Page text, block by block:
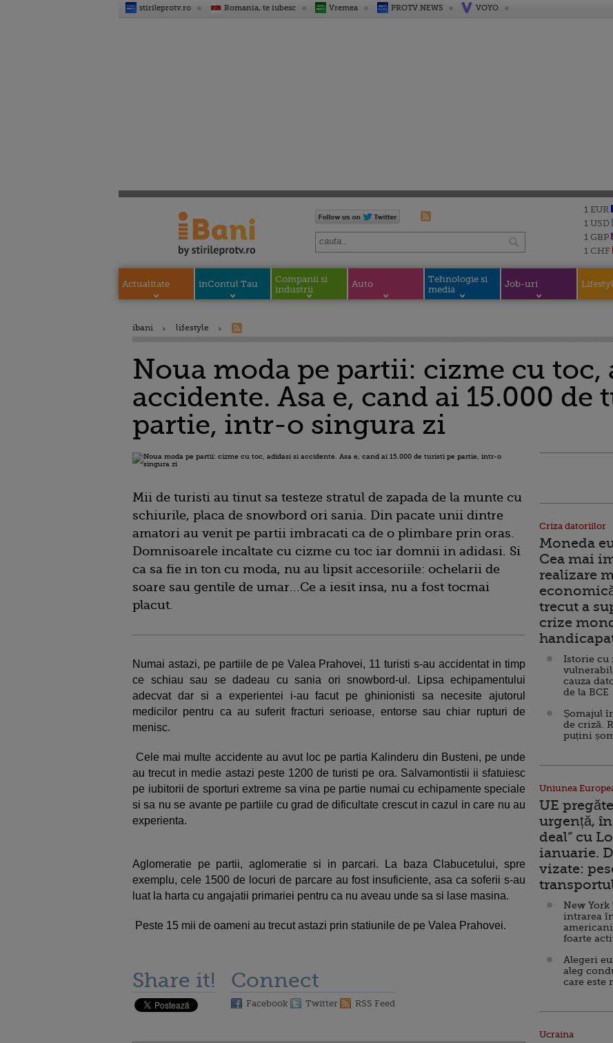
stirileprotv.ro Romania, te iubesc Vremea PROTV NEWS VOYO
1 EUR
1 USD
1 GBP
1 CHF
Actualitate inContul Tau
Companii si
industrii
Auto
Tehnologie si
media
Job-uri
ibani lifestyle
Noua moda pe partii: cizme cu toc,
accidente. Asa e, cand ai 15.000 de
partie, intr-o singura zi
Mii de turisti au tinut sa testeze stratul de zapada de la munte cu
schiurile, placa de snowbord ori sania. Din pacate unii dintre
amatori au venit pe partii imbracati ca de o plimbare prin oras.
Domnisoarele incaltate cu cizme cu toc iar domnii in adidasi. Si
ca sa fie in ton cu moda, nu au lipsit accesoriile: ochelarii de
soare sau gentile de umar...Ce a iesit insa, nu a fost tocmai
placut.
Numai astazi, pe partiile de pe Valea Prahovei, 11 turisti s-au accidentat in timp
ce schiau sau se dadeau cu sania ori snowbord-ul. Lipsa echipamentului
adecvat dar si a experientei i-au facut pe ghinionisti sa necesite ajutorul
medicilor pentru ca au suferit fracturi serioase, entorse sau chiar rupturi de
menisc.
Cele mai multe accidente au avut loc pe partia Kalinderu din Busteni, pe unde
au trecut in medie astazi peste 1200 de turisti pe ora. Salvamontistii ii sfatuiesc
pe iubitorii de sporturi extreme sa vina pe partie numai cu echipamente speciale
si sa nu se avante pe partiile cu grad de dificultate crescut in cazul in care nu au
experienta.
Aglomeratie pe partii, aglomeratie si in parcari. La baza Clabucetului, spre
exemplu, cele 1500 de locuri de parcare au fost insuficiente, asa ca soferii s-au
luat la harta cu angajatii primariei pentru ca nu aveau unde sa si lase masina.
Peste 15 mii de oameni au trecut astazi prin statiunile de pe Valea Prahovei.
Share it! Connect
Facebook Twitter RSS Feed
Criza datoriilor
Moneda
Cea mai
realizare
trecut a
crize
Istorie cu
cauza
de la BCE
Șomajul
de criză.
puțini
Uniunea
UE
urgență,
deal” cu
ianuarie.
vizate:
New York
intrarea
foarte
Alegeri
aleg
care este
Ucraina